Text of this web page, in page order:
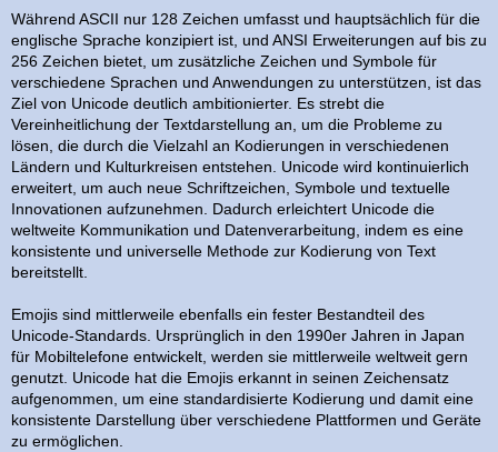
Während ASCII nur 128 Zeichen umfasst und hauptsächlich für die
englische Sprache konzipiert ist, und ANSI Erweiterungen auf bis zu
256 Zeichen bietet, um zusätzliche Zeichen und Symbole für
verschiedene Sprachen und Anwendungen zu unterstützen, ist das
Ziel von Unicode deutlich ambitionierter. Es strebt die
Vereinheitlichung der Textdarstellung an, um die Probleme zu
lösen, die durch die Vielzahl an Kodierungen in verschiedenen
Ländern und Kulturkreisen entstehen. Unicode wird kontinuierlich
erweitert, um auch neue Schriftzeichen, Symbole und textuelle
Innovationen aufzunehmen. Dadurch erleichtert Unicode die
weltweite Kommunikation und Datenverarbeitung, indem es eine
konsistente und universelle Methode zur Kodierung von Text
bereitstellt.
Emojis sind mittlerweile ebenfalls ein fester Bestandteil des
Unicode-Standards. Ursprünglich in den 1990er Jahren in Japan
für Mobiltelefone entwickelt, werden sie mittlerweile weltweit gern
genutzt. Unicode hat die Emojis erkannt in seinen Zeichensatz
aufgenommen, um eine standardisierte Kodierung und damit eine
konsistente Darstellung über verschiedene Plattformen und Geräte
zu ermöglichen.